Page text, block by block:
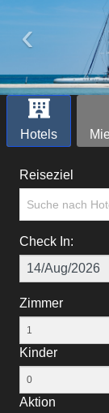
‹
Hotels
Reiseziel
Suche nach
Check In:
Zimmer
Kinder
Aktion